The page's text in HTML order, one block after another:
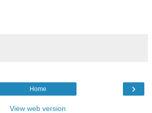
›
Home
View web version